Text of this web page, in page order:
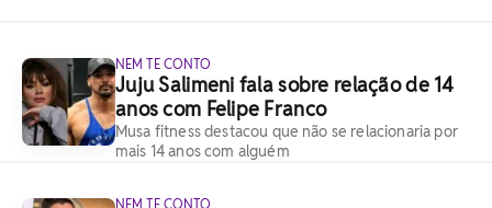
NEM TE CONTO
Juju Salimeni fala sobre relação de 14
anos com Felipe Franco
Musa fitness destacou que não se relacionaria por
mais 14 anos com alguém
NEM TE CONTO